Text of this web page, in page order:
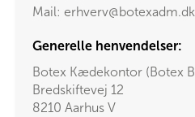
Mail: erhverv@botexadm.dk
Generelle henvendelser:
Botex Kædekontor (Botex
Bredskiftevej 12
8210 Aarhus V